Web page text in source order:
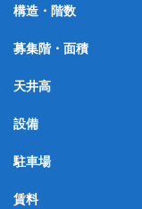
構造・階数
募集階・面積
天井高
設備
駐車場
賃料